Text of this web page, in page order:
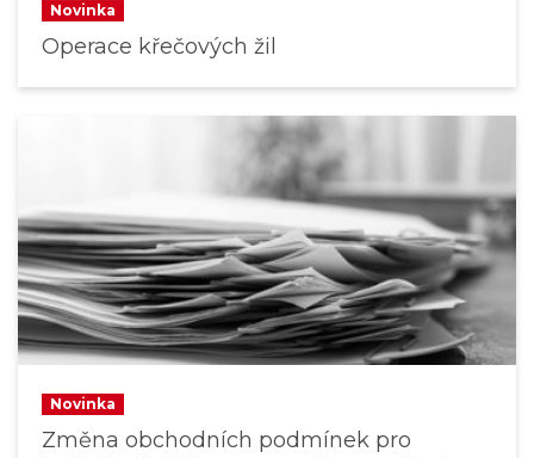
Novinka
Operace křečových žil
Novinka
Změna obchodních podmínek pro